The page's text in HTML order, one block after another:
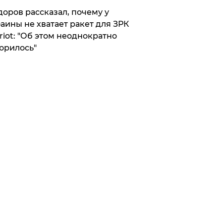
рассказал, почему у
не хватает ракет для ЗРК
"Об этом неоднократно